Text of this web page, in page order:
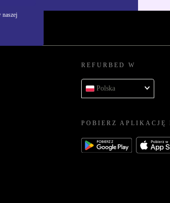
naszej
REFURBED W
Polska
POBIERZ APLIKACJĘ